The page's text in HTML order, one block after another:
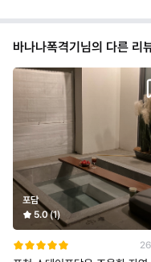
바나나폭격기님의 다른 리
포담
5.0(1)